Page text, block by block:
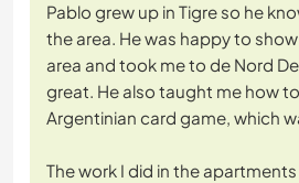
Pablo grew up in Tigre so he
the area. He was happy to
area and took me to de Nord
great. He also taught me how
Argentinian card game, which
The work I did in the